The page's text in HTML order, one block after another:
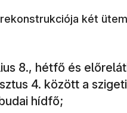
két
8., hétfő és
4. között a
hídfő;